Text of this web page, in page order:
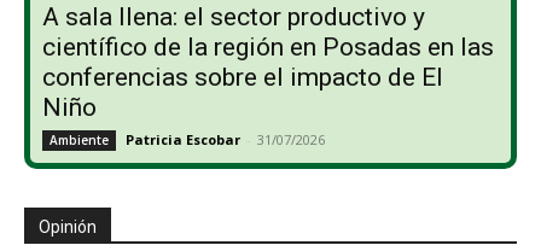
A sala llena: el sector productivo y
científico de la región en Posadas en las
conferencias sobre el impacto de El
Niño
Ambiente Patricia Escobar - 31/07/2026
Opinión